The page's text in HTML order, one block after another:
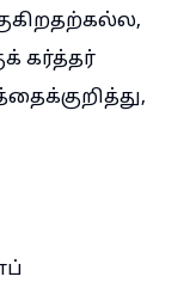
கர்த்தர்